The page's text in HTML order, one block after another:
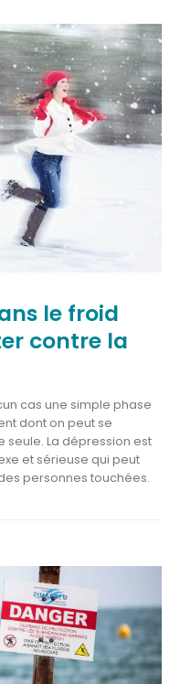
le froid
contre la
cas une simple phase
dont on peut se
seule. La dépression est
et sérieuse qui peut
personnes touchées.